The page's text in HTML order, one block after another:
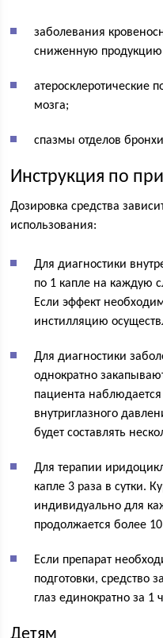
заболевания
сниженную продукцию
атеросклеротические
мозга;
спазмы отделов
Инструкция по
Дозировка средства
использования:
Для диагностики
по 1 капле на каждую
Если эффект
инстилляцию
Для диагностики
однократно
пациента
внутриглазного
будет составлять
Для терапии
капле 3 раза в сутки.
индивидуально для
продолжается более
Если препарат
подготовки, средство
глаз единократно за 1